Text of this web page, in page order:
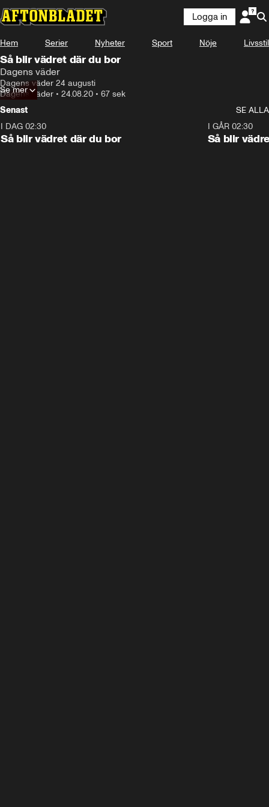
Logga in
Hem Serier Nyheter Sport Nöje Livsstil
Så blir vädret där du bor
Dagens väder
Dagens väder 24 augusti
Dagens väder • 24.08.20 • 67 sek
Se mer
Senast
SE ALLA
I DAG 02:30
Så blir vädret där du bor
I GÅR 02:30
Så blir